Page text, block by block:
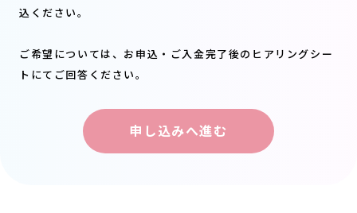
込ください。
ご希望については、お申込・ご入金完了後のヒアリングシー
トにてご回答ください。
申し込みへ進む